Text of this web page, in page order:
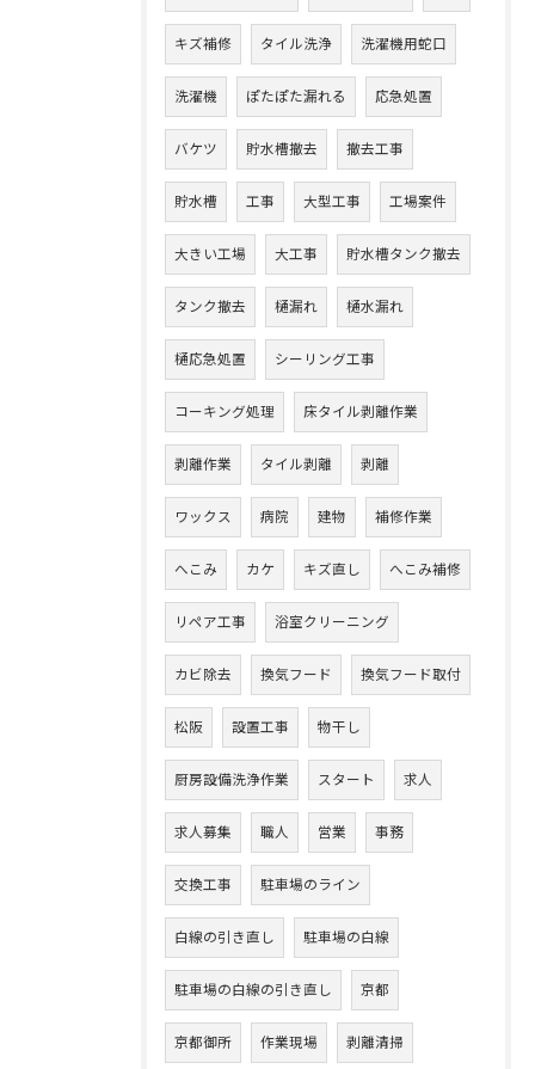
キズ補修 タイル洗浄 洗濯機用蛇口
洗濯機 ぽたぽた漏れる 応急処置
バケツ 貯水槽撤去 撤去工事
貯水槽 工事 大型工事 工場案件
大きい工場 大工事 貯水槽タンク撤去
タンク撤去 樋漏れ 樋水漏れ
樋応急処置 シーリング工事
コーキング処理 床タイル剥離作業
剥離作業 タイル剥離 剥離
ワックス 病院 建物 補修作業
へこみ カケ キズ直し へこみ補修
リペア工事 浴室クリーニング
カビ除去 換気フード 換気フード取付
松阪 設置工事 物干し
厨房設備洗浄作業 スタート 求人
求人募集 職人 営業 事務
交換工事 駐車場のライン
白線の引き直し 駐車場の白線
駐車場の白線の引き直し 京都
京都御所 作業現場 剥離清掃